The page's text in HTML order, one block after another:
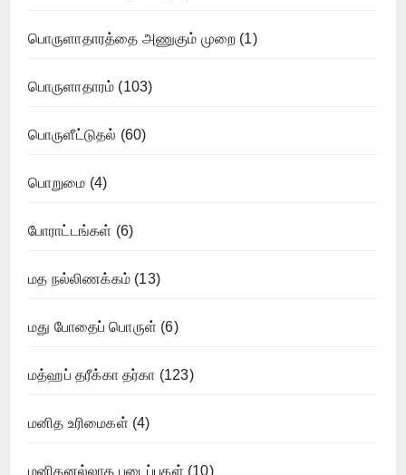
பொருளாதாரத்தை அணுகும் முறை (1)
பொருளாதாரம் (103)
பொருளீட்டுதல் (60)
பொறுமை (4)
போராட்டங்கள் (6)
மத நல்லிணக்கம் (13)
மது போதைப் பொருள் (6)
மத்ஹப் தரீக்கா தர்கா (123)
மனித உரிமைகள் (4)
மனிதனல்லாத படைப்புகள் (10)